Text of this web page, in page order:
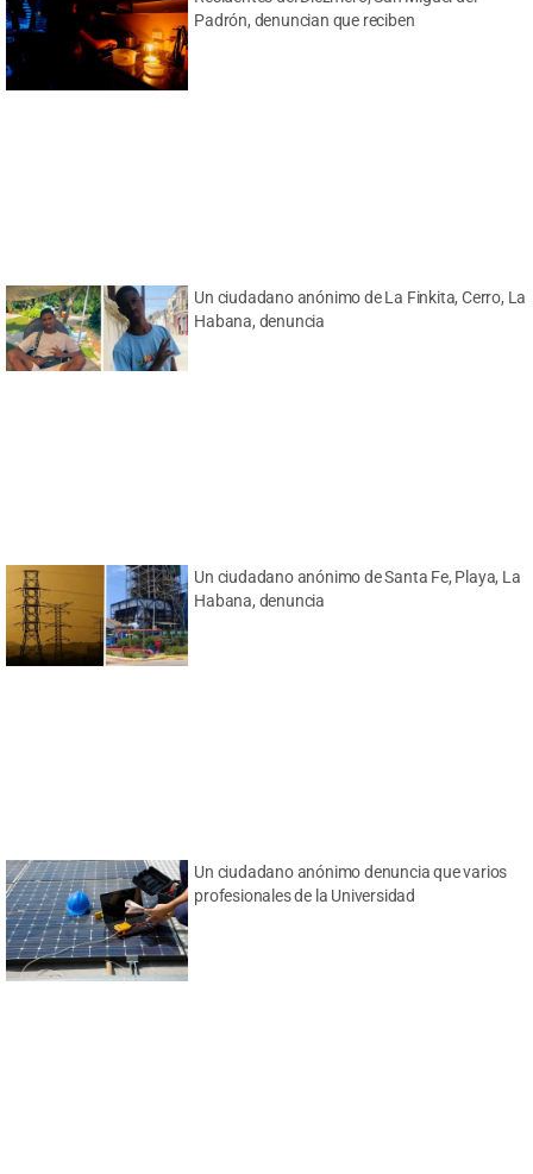
Padrón, denuncian que reciben
Un ciudadano anónimo de La Finkita, Cerro, La
Habana, denuncia
Un ciudadano anónimo de Santa Fe, Playa, La
Habana, denuncia
Un ciudadano anónimo denuncia que varios
profesionales de la Universidad